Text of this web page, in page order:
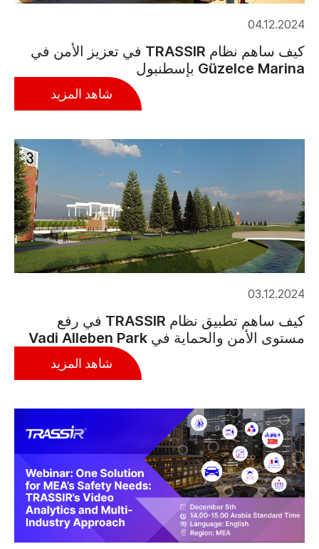
04.12.2024
كيف ساهم نظام TRASSIR في تعزيز الأمن في
Güzelce Marina بإسطنبول
شاهد المزيد
03.12.2024
كيف ساهم تطبيق نظام TRASSIR في رفع
مستوى الأمن والحماية في Vadi Alleben Park
شاهد المزيد